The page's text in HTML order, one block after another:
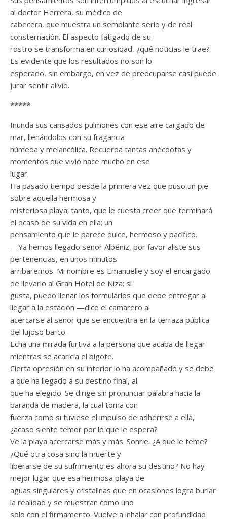
al doctor Herrera, su médico de
cabecera, que muestra un semblante serio y de real
consternación. El aspecto fatigado de su
rostro se transforma en curiosidad, ¿qué noticias le trae?
Es evidente que los resultados no son lo
esperado, sin embargo, en vez de preocuparse casi puede
jurar sentir alivio.
*****
Inunda sus cansados pulmones con ese aire cargado de
mar, llenándolos con su fragancia
húmeda y melancólica. Recuerda tantas anécdotas y
momentos que vivió hace mucho en ese
lugar.
Ha pasado tiempo desde la primera vez que puso un pie
sobre aquella hermosa y
misteriosa playa; tanto, que le cuesta creer que terminará
el ocaso de su vida en ella; un
pensamiento que le parece dulce, hermoso y pacífico.
—Ya hemos llegado señor Albéniz, por favor aliste sus
pertenencias, en unos minutos
arribaremos. Mi nombre es Emanuelle y soy el encargado
de llevarlo al Gran Hotel de Niza; si
gusta, puedo llenar los formularios que debe entregar al
llegar a la estación —dice el camarero al
acercarse al señor que se encuentra en la terraza pública
del lujoso barco.
Echa una mirada furtiva a la persona que acaba de llegar
mientras se acaricia el bigote.
Cierta opresión en su interior lo ha acompañado y se debe
a que ha llegado a su destino final, al
que ha elegido. Se dirige sin pronunciar palabra hacia la
baranda de madera, la cual toma con
fuerza como si tuviese el impulso de adherirse a ella,
¿acaso siente temor por lo que le espera?
Ve la playa acercarse más y más. Sonríe. ¿A qué le teme?
¿Qué otra cosa sino la muerte y
liberarse de su sufrimiento es ahora su destino? No hay
mejor lugar que esa hermosa playa de
aguas singulares y cristalinas que en ocasiones logra burlar
la realidad y se muestran como uno
solo con el firmamento. Vuelve a inhalar con profundidad